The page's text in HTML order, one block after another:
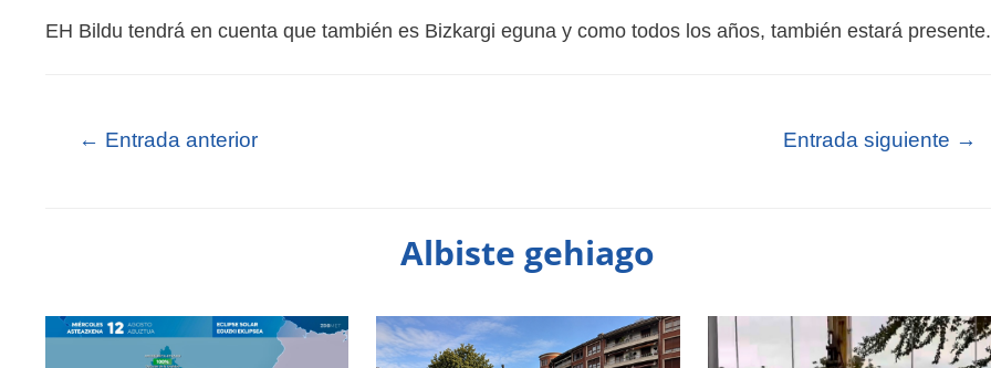
EH Bildu tendrá en cuenta que también es Bizkargi eguna y como todos los años, también estará presente.
← Entrada anterior Entrada siguiente →
Albiste gehiago